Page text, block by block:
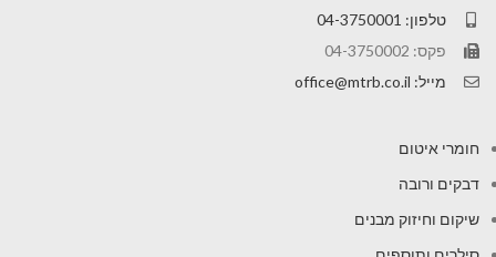
טלפון: 04-3750001
פקס: 04-3750002
מייל: office@mtrb.co.il
חומרי איטום
דבקים ורובה
שיקום וחיזוק מבנים